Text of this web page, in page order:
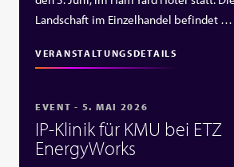
Landschaft im Einzelhandel befindet …
VERANSTALTUNGSDETAILS
EVENT - 5. MAI 2026
IP‑Klinik für KMU bei ETZ
EnergyWorks